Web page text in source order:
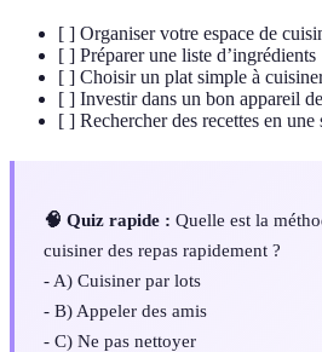
[ ] Organiser votre espace de
[ ] Préparer une liste d’ingrédients
[ ] Choisir un plat simple à
[ ] Investir dans un bon appareil
[ ] Rechercher des recettes en une
🧠 Quiz rapide : Quelle est la
cuisiner des repas rapidement ?
- A) Cuisiner par lots
- B) Appeler des amis
- C) Ne pas nettoyer